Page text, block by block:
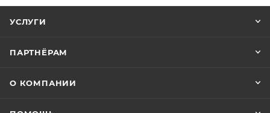
УСЛУГИ
ПАРТНЁРАМ
О КОМПАНИИ